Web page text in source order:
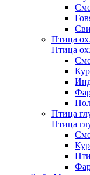
Птица
Птица
Птица
Птица